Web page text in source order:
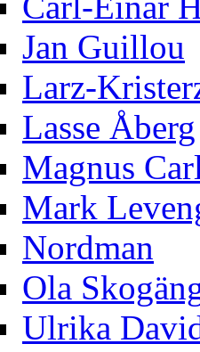
Jan Guillou
Larz-
Lasse Åberg
Magnus
Mark
Nordman
Ola
Ulrika